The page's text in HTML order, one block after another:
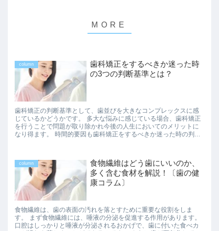
column
歯科矯正をするべきか迷った時
の3つの判断基準とは？
歯科矯正の判断基準として、歯並びを大きなコンプレックスに感
じているかどうかです。 多大な悩みに感じている場合、歯科矯正
を行うことで問題が取り除かれ今後の人生においてのメリットに
なり得ます。 時間的要因も歯科矯正をするべきか迷った時の判...
column
食物繊維はどう歯にいいのか、
多く含む食材を解説！〔歯の健
康コラム〕
食物繊維は、歯の表面の汚れを落とすために重要な役割をしま
す。 まず食物繊維には、唾液の分泌を促進する作用があります。
口腔はしっかりと唾液が分泌されるおかげで、歯に付いた食べカ